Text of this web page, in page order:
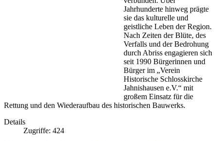
Jahrhunderte hinweg prägte
sie das kulturelle und
geistliche Leben der Region.
Nach Zeiten der Blüte, des
Verfalls und der Bedrohung
durch Abriss engagieren sich
seit 1990 Bürgerinnen und
Bürger im „Verein
Historische Schlosskirche
Jahnishausen e.V.“ mit
großem Einsatz für die
Rettung und den Wiederaufbau des historischen Bauwerks.
Details
Zugriffe: 424